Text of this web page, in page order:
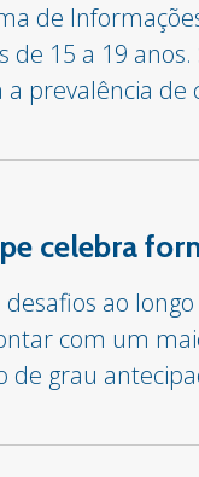
de
15 a 19
a prevalência
celebra
ao
com um
de grau